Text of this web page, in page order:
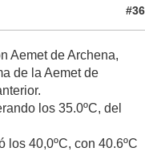
#36
Aemet de Archena,
de la Aemet de
los 35.0ºC, del
los 40,0ºC, con 40.6ºC